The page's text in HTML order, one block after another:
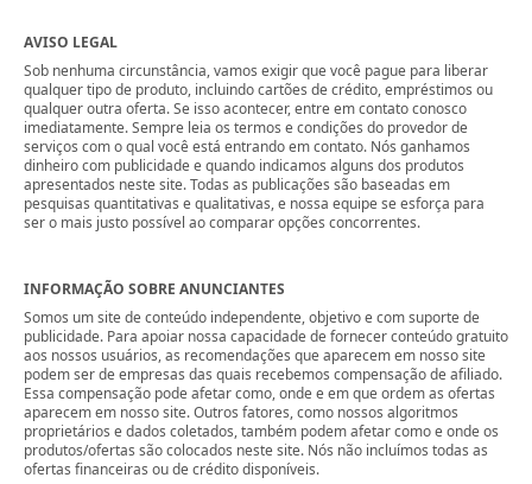
AVISO LEGAL
Sob nenhuma circunstância, vamos exigir que você pague para liberar
qualquer tipo de produto, incluindo cartões de crédito, empréstimos ou
qualquer outra oferta. Se isso acontecer, entre em contato conosco
imediatamente. Sempre leia os termos e condições do provedor de
serviços com o qual você está entrando em contato. Nós ganhamos
dinheiro com publicidade e quando indicamos alguns dos produtos
apresentados neste site. Todas as publicações são baseadas em
pesquisas quantitativas e qualitativas, e nossa equipe se esforça para
ser o mais justo possível ao comparar opções concorrentes.
INFORMAÇÃO SOBRE ANUNCIANTES
Somos um site de conteúdo independente, objetivo e com suporte de
publicidade. Para apoiar nossa capacidade de fornecer conteúdo gratuito
aos nossos usuários, as recomendações que aparecem em nosso site
podem ser de empresas das quais recebemos compensação de afiliado.
Essa compensação pode afetar como, onde e em que ordem as ofertas
aparecem em nosso site. Outros fatores, como nossos algoritmos
proprietários e dados coletados, também podem afetar como e onde os
produtos/ofertas são colocados neste site. Nós não incluímos todas as
ofertas financeiras ou de crédito disponíveis.